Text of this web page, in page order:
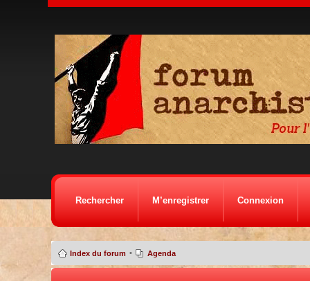
Rechercher M’enregistrer Connexion
Index du forum • Agenda